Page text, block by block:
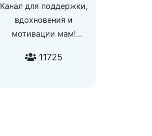
Канал для поддержки,
вдохновения и
мотивации мам!‍‍
здесь:
11725